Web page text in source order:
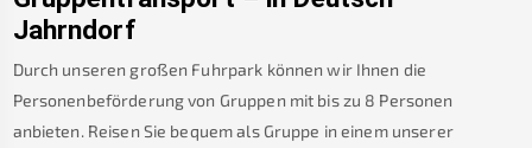
Jahrndorf
Durch unseren großen Fuhrpark können wir Ihnen die
Personenbeförderung von Gruppen mit bis zu 8 Personen
anbieten. Reisen Sie bequem als Gruppe in einem unserer